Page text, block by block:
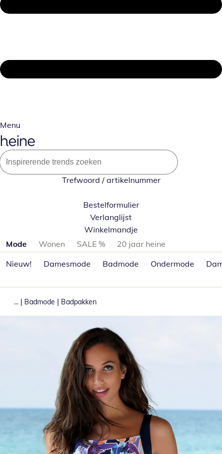
Menu
Trefwoord / artikelnummer
Bestelformulier
Verlanglijst
Winkelmandje
Productcategorieën overslaan
Mode Wonen SALE %
20 jaar heine
Nieuw!
Damesmode Badmode Ondermode
... | Badmode | Badpakken